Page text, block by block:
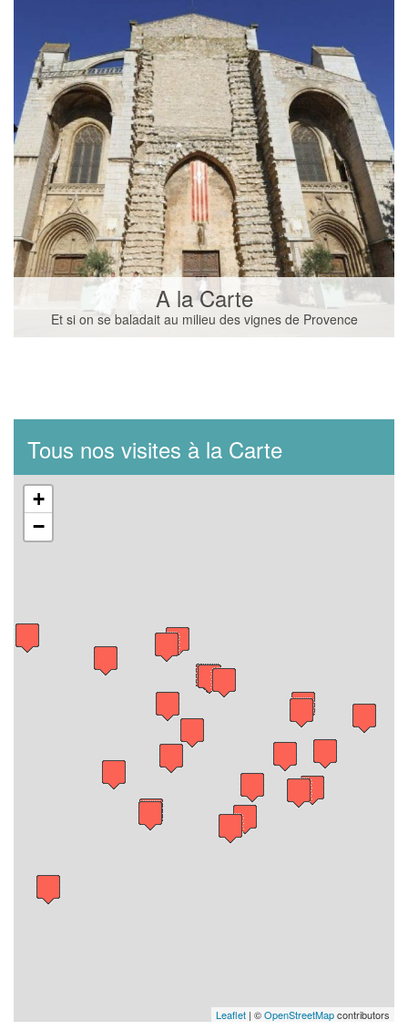
A la Carte
Et si on se baladait au milieu des vignes de Provence
Tous nos visites à la Carte
+
−
Leaflet | ©OpenStreetMapcontributors